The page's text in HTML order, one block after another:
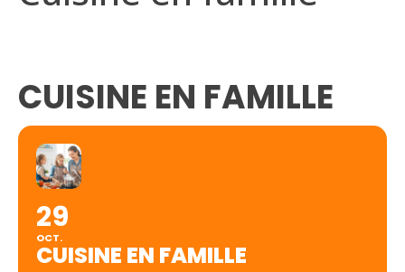
CUISINE EN FAMILLE
29
OCT.
CUISINE EN FAMILLE